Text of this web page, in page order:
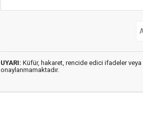
UYARI: Küfür, hakaret, rencide edici ifadeler
onaylanmamaktadır.